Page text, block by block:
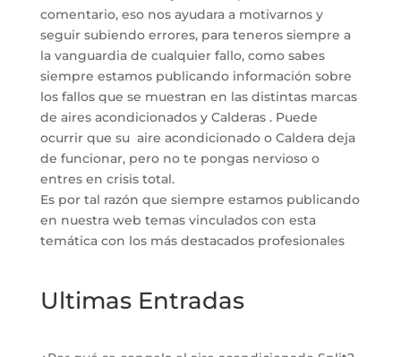
comentario, eso nos ayudara a motivarnos y
seguir subiendo errores, para teneros siempre a
la vanguardia de cualquier fallo, como sabes
siempre estamos publicando información sobre
los fallos que se muestran en las distintas marcas
de aires acondicionados y Calderas . Puede
ocurrir que su aire acondicionado o Caldera deja
de funcionar, pero no te pongas nervioso o
entres en crisis total.
Es por tal razón que siempre estamos publicando
en nuestra web temas vinculados con esta
temática con los más destacados profesionales
Ultimas Entradas